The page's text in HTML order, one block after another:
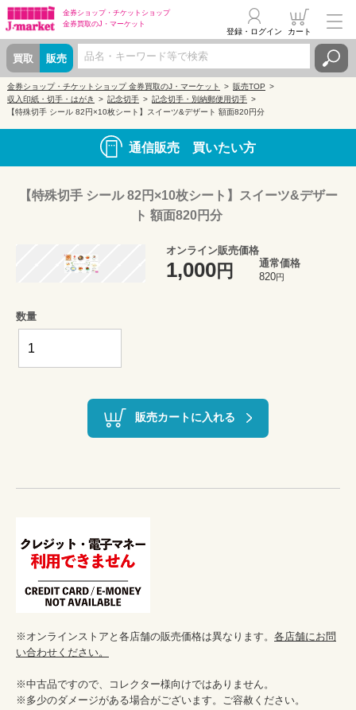
金券ショップ・ チケットショップ
金券買取のJ・マーケット
買取 販売
登録・ログイン カート
金券ショップ・チケットショップ 金券買取のJ・マーケット
販売TOP
収入印紙・切手・はがき
記念切手
記念切手・別納郵便用切手
【特殊切手 シール 82円×10枚シート】スイーツ&デザート 額面820円分
通信販売 買いたい方
【特殊切手 シール 82円×10枚シート】スイーツ&デザー
ト 額面820円分
オンライン販売価格
1,000円
通常価格
820円
数量
販売カートに入れる
※オンラインストアと各店舗の販売価格は異なります。 各店舗にお問
い合わせください。
※中古品ですので、コレクター様向けではありません。
※多少のダメージがある場合がございます。ご容赦ください。